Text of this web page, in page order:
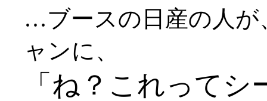
…ブースの日産の人が
ャンに、
「ね？これって